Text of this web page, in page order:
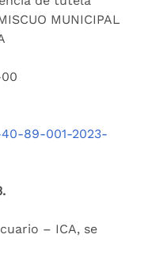
MUNICIPAL
40-89-001-2023-
– ICA, se